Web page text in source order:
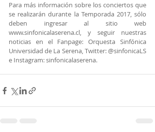
Para más información sobre los conciertos que
se realizarán durante la Temporada 2017, sólo
deben ingresar al sitio web
www.sinfonicalaserena.cl, y seguir nuestras
noticias en el Fanpage: Orquesta Sinfónica
Universidad de La Serena, Twitter: @sinfonicaLS
e Instagram: sinfonicalaserena.